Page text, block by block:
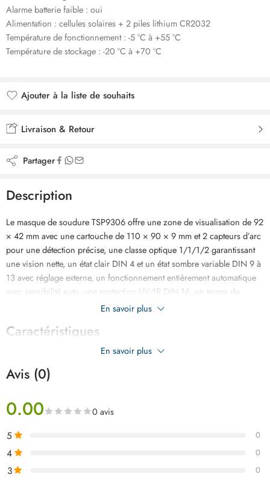
Alarme batterie faible : oui
Alimentation : cellules solaires + 2 piles lithium CR2032
Température de fonctionnement : -5 °C à +55 °C
Température de stockage : -20 °C à +70 °C
Ajouter à la liste de souhaits
Livraison & Retour
Partager
Description
Le masque de soudure TSP9306 offre une zone de visualisation de 92
× 42 mm avec une cartouche de 110 × 90 × 9 mm et 2 capteurs d’arc
pour une détection précise, une classe optique 1/1/1/2 garantissant
une vision nette, un état clair DIN 4 et un état sombre variable DIN 9 à
13 avec réglage externe, un fonctionnement entièrement automatique
avec sensibilité auto, une protection UV/IR DIN 16, un temps de
commutation ultra-rapide de 1/15000 s, un délai réglable de 0,1 à 1,0
alimentation solaire + 2 piles CR2032, plage de –5 °C à +55 °C.
En savoir plus
Caractéristiques
En savoir plus
Avis (0)
0.00 0 avis
5 0
4 0
3 0